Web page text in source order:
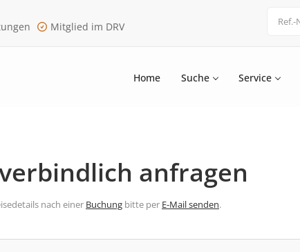
Mitglied im DRV
Home Suche Service
anfragen
nach einer Buchung bitte per E-Mail senden.